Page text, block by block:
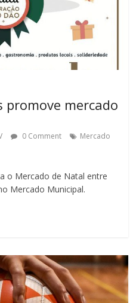
promove mercado
0 Comment
Mercado
o Mercado de Natal entre
Mercado Municipal.